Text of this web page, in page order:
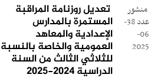
منشور
عدد 38-
06-
2025
تعديل روزنامة المراقبة
المستمرة بالمدارس
الإعدادية والمعاهد
العمومية والخاصة بالنسبة
للثلاثي الثالث من السنة
الدراسية 2024-2025